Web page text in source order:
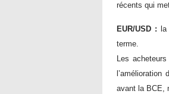
récents qui
EUR/USD : la
terme.
Les
avant la BCE,